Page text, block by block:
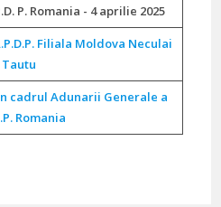
P. Romania - 4 aprilie 2025
Filiala Moldova Neculai
Tautu
cadrul Adunarii Generale a
Romania